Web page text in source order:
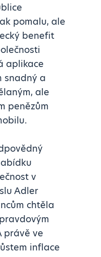
pomalu, ale
benefit
aplikace
snadný a
ale
penězům
v
Adler
chtěla
právě ve
inflace